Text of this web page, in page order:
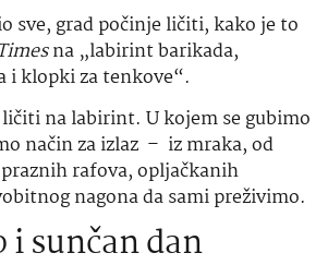
sve, grad počinje ličiti, kako je to
na „labirint barikada,
klopki za tenkove“.
na labirint. U kojem se gubimo
način za izlaz – iz mraka, od
rafova, opljačkanih
nagona da sami preživimo.
sunčan dan